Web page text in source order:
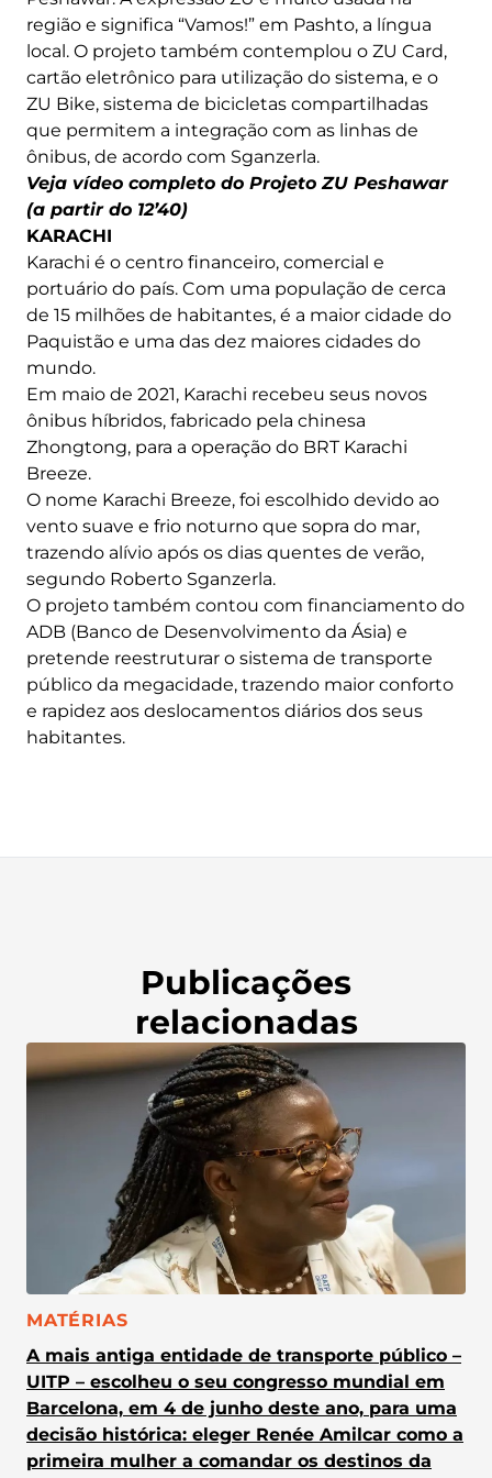
região e significa “Vamos!” em Pashto, a língua
local. O projeto também contemplou o ZU Card,
cartão eletrônico para utilização do sistema, e o
ZU Bike, sistema de bicicletas compartilhadas
que permitem a integração com as linhas de
ônibus, de acordo com Sganzerla.
Veja vídeo completo do Projeto ZU Peshawar
(a partir do 12’40)
KARACHI
Karachi é o centro financeiro, comercial e
portuário do país. Com uma população de cerca
de 15 milhões de habitantes, é a maior cidade do
Paquistão e uma das dez maiores cidades do
mundo.
Em maio de 2021, Karachi recebeu seus novos
ônibus híbridos, fabricado pela chinesa
Zhongtong, para a operação do BRT Karachi
Breeze.
O nome Karachi Breeze, foi escolhido devido ao
vento suave e frio noturno que sopra do mar,
trazendo alívio após os dias quentes de verão,
segundo Roberto Sganzerla.
O projeto também contou com financiamento do
ADB (Banco de Desenvolvimento da Ásia) e
pretende reestruturar o sistema de transporte
público da megacidade, trazendo maior conforto
e rapidez aos deslocamentos diários dos seus
habitantes.
Publicações
relacionadas
CATEGORIA:
MATÉRIAS
A mais antiga entidade de transporte público –
UITP – escolheu o seu congresso mundial em
Barcelona, em 4 de junho deste ano, para uma
decisão histórica: eleger Renée Amilcar como a
primeira mulher a comandar os destinos da